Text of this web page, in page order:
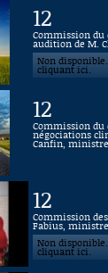
Évènements
Connaissance,
12
Commission du
audition de M.
Non
cliquant ici.
12
Commission du
négociations
Canfin,
12
Commission
Fabius, ministre
Non
cliquant ici.